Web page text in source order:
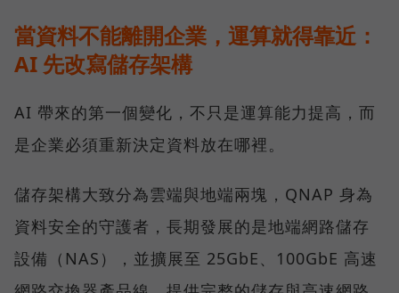
當資料不能離開企業，運算就得靠近：
AI 先改寫儲存架構
AI 帶來的第一個變化，不只是運算能力提高，而
是企業必須重新決定資料放在哪裡。
儲存架構大致分為雲端與地端兩塊，QNAP 身為
資料安全的守護者，長期發展的是地端網路儲存
設備（NAS），並擴展至 25GbE、100GbE 高速